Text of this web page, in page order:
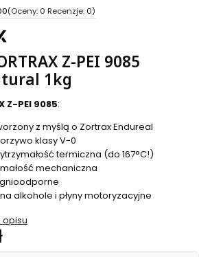
(Oceny: 0 Recenzje: 0)
Z-PEI 9085
1kg
Z-PEI 9085:
z myślą o Zortrax Endureal
klasy V-0
termiczna (do 167°C!)
mechaniczna
alkohole i płyny motoryzacyjne
opisu